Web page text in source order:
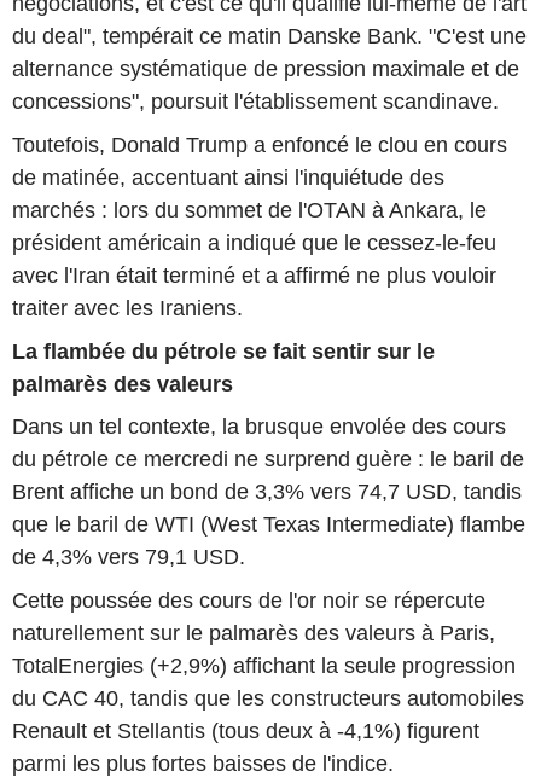
du deal", tempérait ce matin Danske Bank. "C'est une
alternance systématique de pression maximale et de
concessions", poursuit l'établissement scandinave.
Toutefois, Donald Trump a enfoncé le clou en cours
de matinée, accentuant ainsi l'inquiétude des
marchés : lors du sommet de l'OTAN à Ankara, le
président américain a indiqué que le cessez-le-feu
avec l'Iran était terminé et a affirmé ne plus vouloir
traiter avec les Iraniens.
La flambée du pétrole se fait sentir sur le
palmarès des valeurs
Dans un tel contexte, la brusque envolée des cours
du pétrole ce mercredi ne surprend guère : le baril de
Brent affiche un bond de 3,3% vers 74,7 USD, tandis
que le baril de WTI (West Texas Intermediate) flambe
de 4,3% vers 79,1 USD.
Cette poussée des cours de l'or noir se répercute
naturellement sur le palmarès des valeurs à Paris,
TotalEnergies (+2,9%) affichant la seule progression
du CAC 40, tandis que les constructeurs automobiles
Renault et Stellantis (tous deux à -4,1%) figurent
parmi les plus fortes baisses de l'indice.